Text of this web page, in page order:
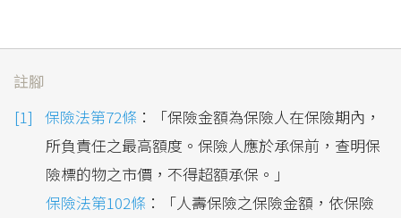
註腳
保險法第72條 ：「保險金額為保險人在保險期內，
所負責任之最高額度。保險人應於承保前，查明保
險標的物之市價，不得超額承保。」
保險法第102條 ：「人壽保險之保險金額，依保險